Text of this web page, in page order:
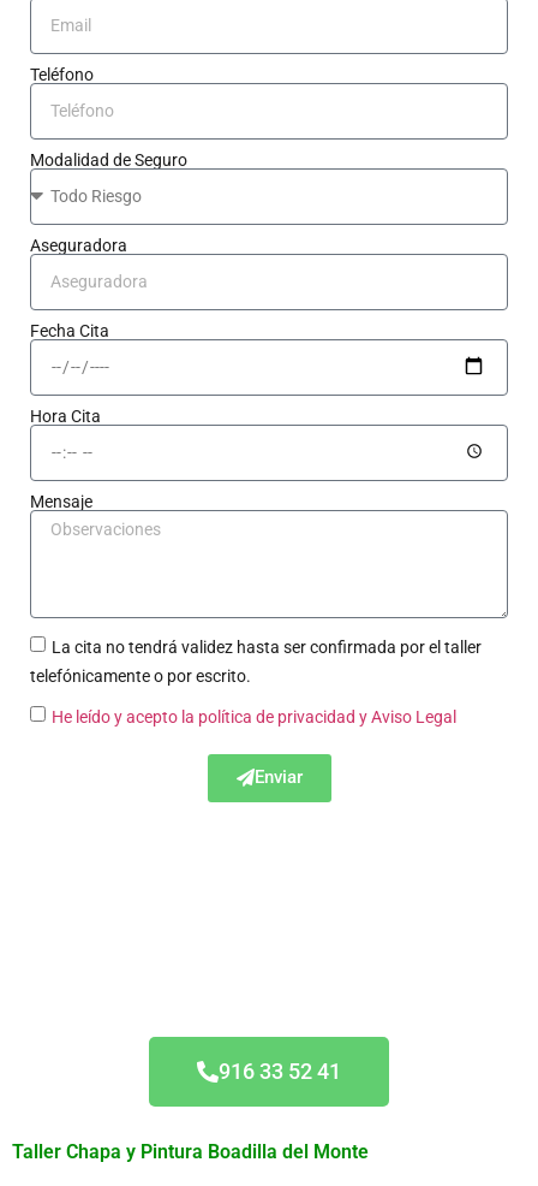
Teléfono
Modalidad de Seguro
Aseguradora
Fecha Cita
Hora Cita
Mensaje
La cita no tendrá validez hasta ser confirmada por el taller
telefónicamente o por escrito.
He leído y acepto la política de privacidad y Aviso Legal
Enviar
916 33 52 41
Taller Chapa y Pintura Boadilla del Monte